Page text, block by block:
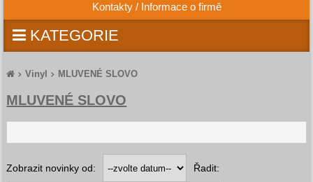
Kontakty / Informace o firmě
KATEGORIE
Vinyl MLUVENÉ SLOVO
MLUVENÉ SLOVO
Zobrazit novinky od: Řadit: